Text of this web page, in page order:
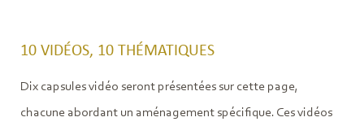
10 VIDÉOS, 10 THÉMATIQUES
Dix capsules vidéo seront présentées sur cette page,
chacune abordant un aménagement spécifique. Ces vidéos